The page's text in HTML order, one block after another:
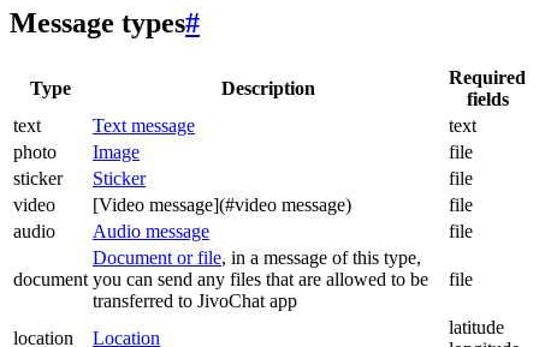
Message types#
Type Description
Required
fields
text
Text message
text
photo
Image
file
sticker
Sticker
file
video
[Video message](#video message)
file
audio
Audio message file
document
Document or file, in a message of this type,
you can send any files that are allowed to be
transferred to JivoChat app
file
location Location
latitude